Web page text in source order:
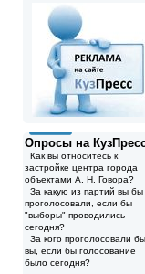
Опросы на
Как вы относитесь к
застройке центра города
объектами А. Н. Говора?
За какую из партий вы бы
проголосовали, если бы
"выборы" проводились
сегодня?
За кого проголосовали бы
вы, если бы голосование
было сегодня?